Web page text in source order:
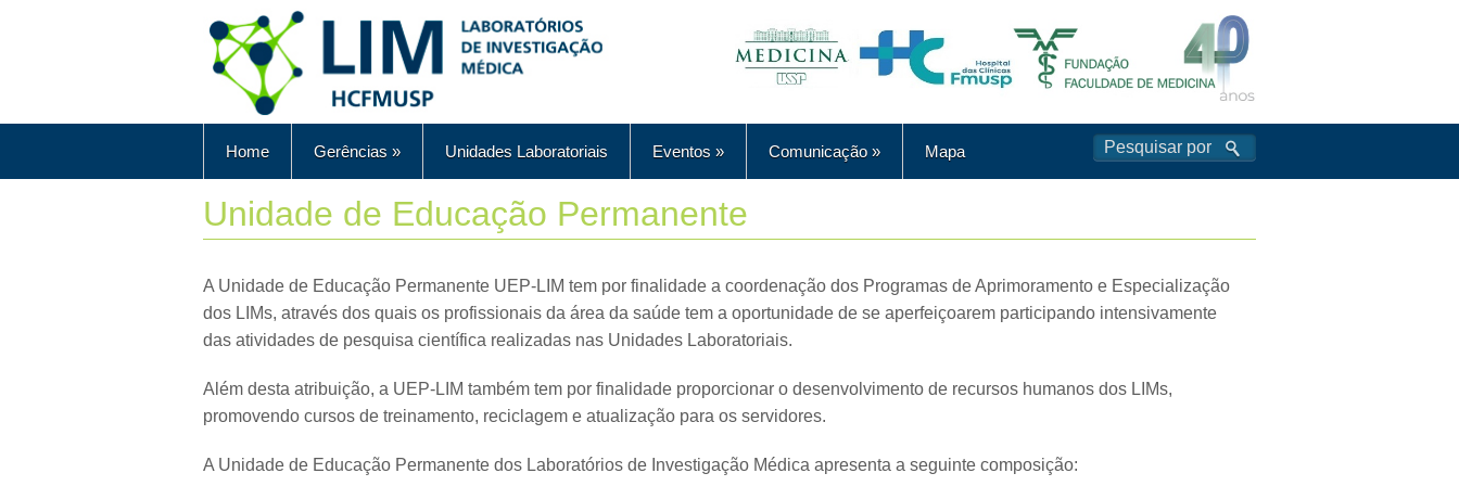
Home Gerências » Unidades Laboratoriais Eventos » Comunicação» Mapa
Unidade de Educação Permanente
A Unidade de Educação Permanente UEP-LIM tem por finalidade a coordenação dos Programas de Aprimoramento e Especialização
dos LIMs, através dos quais os profissionais da área da saúde tem a oportunidade de se aperfeiçoarem participando intensivamente
das atividades de pesquisa científica realizadas nas Unidades Laboratoriais.
Além desta atribuição, a UEP-LIM também tem por finalidade proporcionar o desenvolvimento de recursos humanos dos LIMs,
promovendo cursos de treinamento, reciclagem e atualização para os servidores.
A Unidade de Educação Permanente dos Laboratórios de Investigação Médica apresenta a seguinte composição: